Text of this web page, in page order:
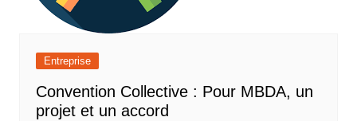
Entreprise
Convention Collective : Pour MBDA, un
projet et un accord